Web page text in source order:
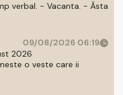
verbal. - Vacanta. - Ăsta
09/08/2026 06:19
2026
o veste care ii